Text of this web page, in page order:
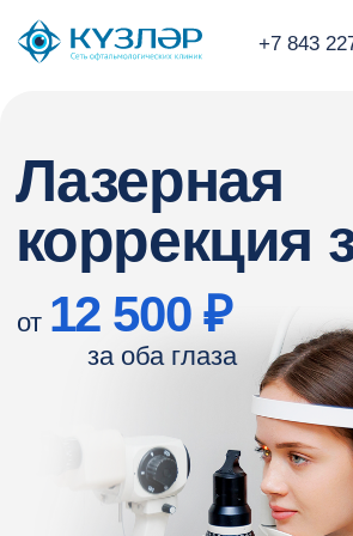
+7 843 227 06 42
коррекция зрения
12 500 ₽
от
за оба глаза